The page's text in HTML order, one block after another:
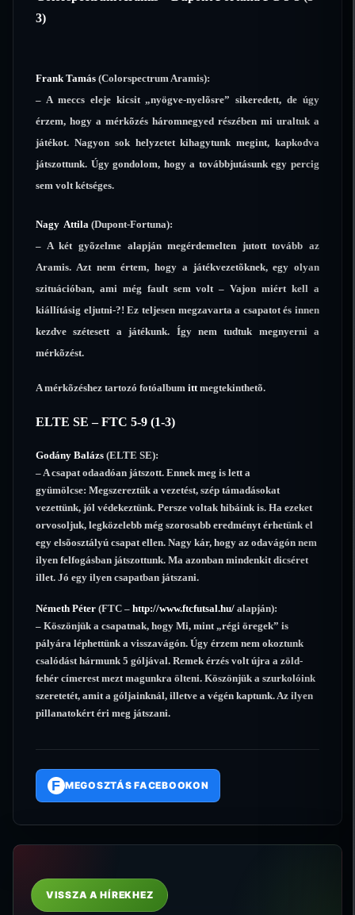
3)
Frank Tamás (Colorspectrum Aramis):
– A meccs eleje kicsit „nyögve-nyelõsre” sikeredett, de úgy
érzem, hogy a mérkõzés háromnegyed részében mi uraltuk a
játékot. Nagyon sok helyzetet kihagytunk megint, kapkodva
játszottunk. Úgy gondolom, hogy a továbbjutásunk egy percig
sem volt kétséges.
Nagy Attila (Dupont-Fortuna):
– A két gyõzelme alapján megérdemelten jutott tovább az
Aramis. Azt nem értem, hogy a játékvezetõknek, egy olyan
szituációban, ami még fault sem volt – Vajon miért kell a
kiállításig eljutni-?! Ez teljesen megzavarta a csapatot és innen
kezdve szétesett a játékunk. Így nem tudtuk megnyerni a
mérkõzést.
A mérkõzéshez tartozó fotóalbum ittmegtekinthetõ.
ELTE SE – FTC 5-9 (1-3)
Godány Balázs (ELTE SE):
– A csapat odaadóan játszott. Ennek meg is lett a
gyümölcse: Megszereztük a vezetést, szép támadásokat
vezettünk, jól védekeztünk. Persze voltak hibáink is. Ha ezeket
orvosoljuk, legközelebb még szorosabb eredményt érhetünk el
egy elsõosztályú csapat ellen. Nagy kár, hogy az odavágón nem
ilyen felfogásban játszottunk. Ma azonban mindenkit dicséret
illet. Jó egy ilyen csapatban játszani.
Németh Péter (FTC – http://www.ftcfutsal.hu/ alapján):
– Köszönjük a csapatnak, hogy Mi, mint „régi öregek” is
pályára léphettünk a visszavágón. Úgy érzem nem okoztunk
csalódást hármunk 5 góljával. Remek érzés volt újra a zöld-
fehér címerest mezt magunkra ölteni. Köszönjük a szurkolóink
szeretetét, amit a góljainknál, illetve a végén kaptunk. Az ilyen
pillanatokért éri meg játszani.
F MEGOSZTÁS FACEBOOKON
VISSZA A HÍREKHEZ